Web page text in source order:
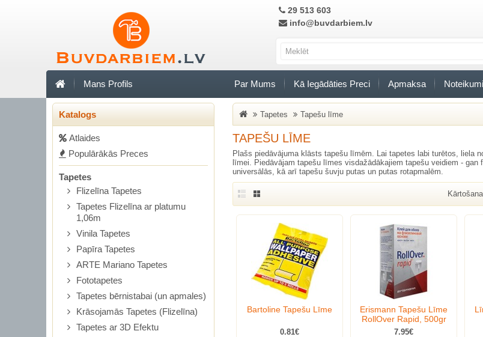
29 513 603
info@buvdarbiem.lv
Mans Profils Par Mums Kā Iegādāties Preci Apmaksa Noteikumi
Katalogs
Аtlaides
Populārākās Preces
Tapetes
Flizelīna Tapetes
Tapetes Flizelīna ar platumu
1,06m
Vinila Tapetes
Papīra Tapetes
ARTE Mariano Tapetes
Fototapetes
Tapetes bērnistabai (un apmales)
Krāsojamās Tapetes (Flizelīna)
Tapetes ar 3D Efektu
Tapetes Tapešu līme
TAPEŠU LĪME
Plašs piedāvājuma klāsts tapešu līmēm. Lai tapetes labi turētos, liela
līmei. Piedāvājam tapešu līmes visdažādākajiem tapešu veidiem - gan
universālās, kā arī tapešu šuvju putas un putas rotapmalēm.
Bartoline Tapešu Līme
0.81€
Erismann Tapešu Līme
RollOver Rapid, 500gr
7.95€